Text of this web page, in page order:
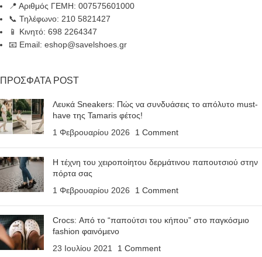
📍 Αριθμός ΓΕΜΗ: 007575601000
📞 Τηλέφωνο: 210 5821427
📱 Κινητό: 698 2264347
📧 Email: eshop@savelshoes.gr
ΠΡΟΣΦΑΤΑ POST
Λευκά Sneakers: Πώς να συνδυάσεις το απόλυτο must-
have της Tamaris φέτος!
1 Φεβρουαρίου 2026
1 Comment
Η τέχνη του χειροποίητου δερμάτινου παπουτσιού στην
πόρτα σας
1 Φεβρουαρίου 2026
1 Comment
Crocs: Από το “παπούτσι του κήπου” στο παγκόσμιο
fashion φαινόμενο
23 Ιουλίου 2021
1 Comment